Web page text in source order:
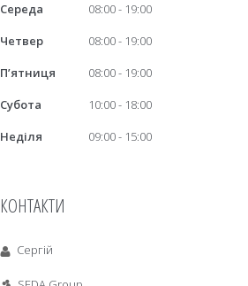
Середа
08:00
19:00
Четвер
08:00
19:00
Пʼятниця
08:00
19:00
Субота
10:00
18:00
Неділя
09:00 15:00
КОНТАКТИ
Сергій